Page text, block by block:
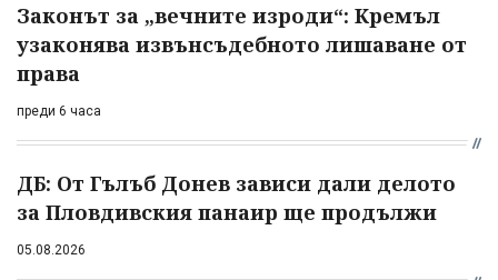
Законът за „вечните изроди“: Кремъл
узаконява извънсъдебното лишаване от
права
преди 6 часа
ДБ: От Гълъб Донев зависи дали делото
за Пловдивския панаир ще продължи
05.08.2026